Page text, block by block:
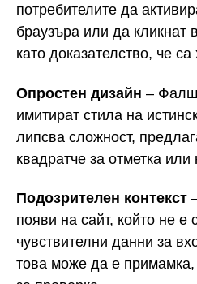
потребителите да
браузъра или да кликнат
като доказателство, че са
Опростен дизайн –
имитират стила на
липсва сложност,
квадратче за отметка
Подозрителен контекст
появи на сайт, който не е
чувствителни данни за
това може да е примамка,